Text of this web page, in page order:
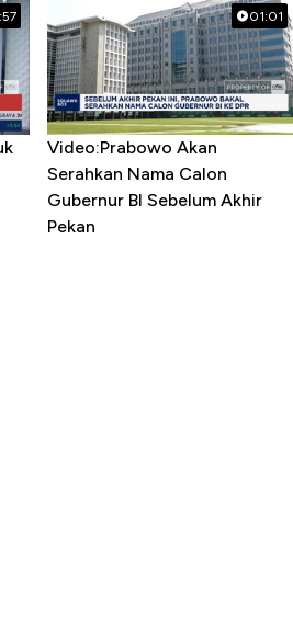
01:01
Video:Prabowo Akan
Serahkan Nama Calon
Gubernur BI Sebelum Akhir
Pekan